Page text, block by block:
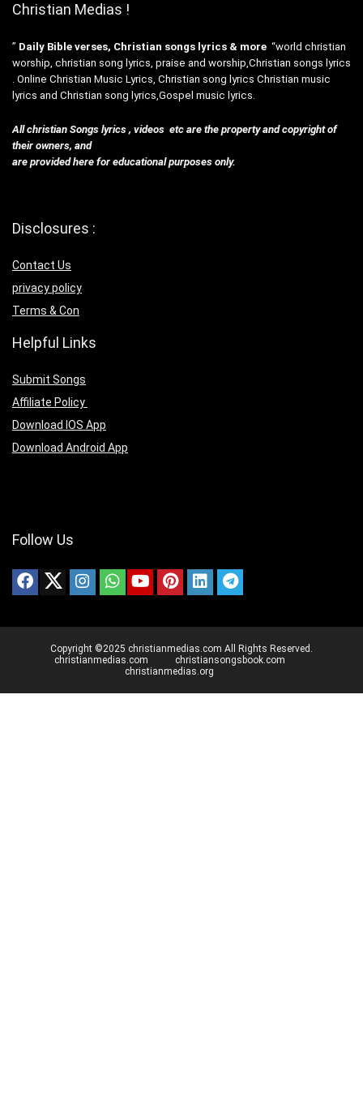
Christian Medias !
” Daily Bible verses, Christian songs lyrics & more “world christian
worship, christian song lyrics, praise and worship,Christian songs lyrics
. Online Christian Music Lyrics, Christian song lyrics Christian music
lyrics and Christian song lyrics,Gospel music lyrics.
All christian Songs lyrics , videos etc are the property and copyright of
their owners, and
are provided here for educational purposes only.
Disclosures :
Contact Us
privacy policy
Terms & Con
Helpful Links
Submit Songs
Affiliate Policy
Download IOS App
Download Android App
Follow Us
Copyright ©2025 christianmedias.com All Rights Reserved.
christianmedias.com
christiansongsbook.com
christianmedias.org